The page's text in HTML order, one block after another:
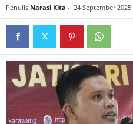
Penulis Narasi Kita - 24 September 2025